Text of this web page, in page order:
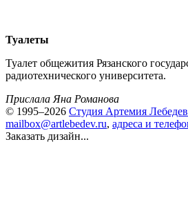
Туалеты
Туалет общежития Рязанского
радиотехнического университета.
Прислала Яна Романова
© 1995–2026 Студия Артемия
mailbox@artlebedev.ru, адреса и
Заказать дизайн...